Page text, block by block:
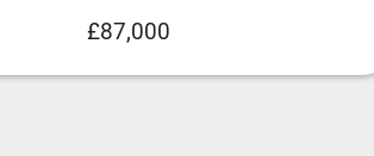
£87,000